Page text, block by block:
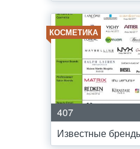
КОСМЕТИКА
407
Известные